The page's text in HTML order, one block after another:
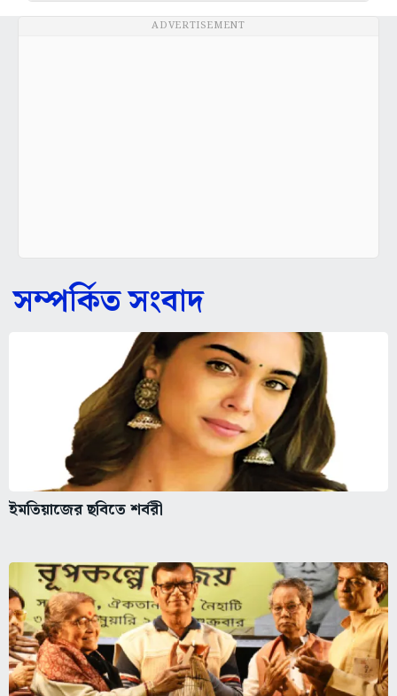
ADVERTISEMENT
সম্পর্কিত সংবাদ
ইমতিয়াজের ছবিতে শর্বরী